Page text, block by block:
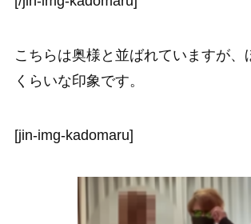
こちらは奥様と並ばれていますが、
くらいな印象です。
[jin-img-kadomaru]